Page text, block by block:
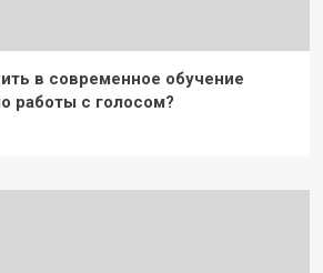
в современное обучение
работы с голосом?